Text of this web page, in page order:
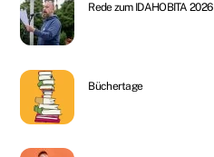
Rede zum IDAHOBITA 2026
Büchertage